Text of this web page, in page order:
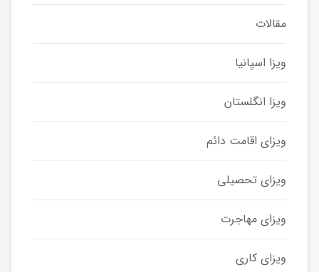
مقالات
ویزا اسپانیا
ویزا انگلستان
ویزای اقامت دائم
ویزای تحصیلی
ویزای مهاجرت
ویزای کاری